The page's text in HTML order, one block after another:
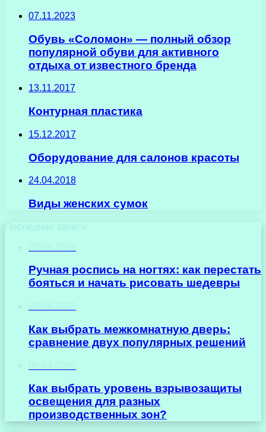
07.11.2023
Обувь «Соломон» — полный обзор
популярной обуви для активного
отдыха от известного бренда
13.11.2017
Контурная пластика
15.12.2017
Оборудование для салонов красоты
24.04.2018
Виды женских сумок
Последние записи
Ручная роспись на ногтях: как перестать
бояться и начать рисовать шедевры
Как выбрать межкомнатную дверь:
сравнение двух популярных решений
Как выбрать уровень взрывозащиты
освещения для разных
производственных зон?